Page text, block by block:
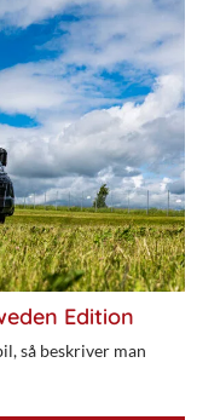
Edition
så beskriver man